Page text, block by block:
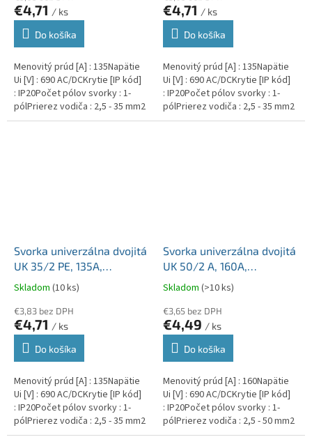
€4,71 / ks
Do košíka
Menovitý prúd [A] : 135Napätie
Ui [V] : 690 AC/DCKrytie [IP kód]
: IP20Počet pólov svorky : 1-
pólPrierez vodiča : 2,5 - 35 mm2
€4,71 / ks
Do košíka
Menovitý prúd [A] : 135Napätie
Ui [V] : 690 AC/DCKrytie [IP kód]
: IP20Počet pólov svorky : 1-
pólPrierez vodiča : 2,5 - 35 mm2
Svorka univerzálna dvojitá
UK 35/2 PE, 135A,
2x35mm2 1pól, AL/CU,
krytá, zeleno-žltá, na DIN
lištu
Skladom (10 ks)
€3,83 bez DPH
€4,71 / ks
Do košíka
Menovitý prúd [A] : 135Napätie
Ui [V] : 690 AC/DCKrytie [IP kód]
: IP20Počet pólov svorky : 1-
pólPrierez vodiča : 2,5 - 35 mm2
Svorka univerzálna dvojitá
UK 50/2 A, 160A,
2x50mm2 1pól, AL/CU,
krytá, sivá, na DIN lištu
Skladom (>10 ks)
€3,65 bez DPH
€4,49 / ks
Do košíka
Menovitý prúd [A] : 160Napätie
Ui [V] : 690 AC/DCKrytie [IP kód]
: IP20Počet pólov svorky : 1-
pólPrierez vodiča : 2,5 - 50 mm2